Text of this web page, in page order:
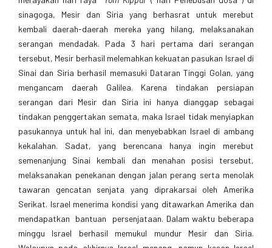
sinagoga, Mesir dan Siria yang berhasrat untuk merebut
kembali daerah-daerah mereka yang hilang, melaksanakan
serangan mendadak. Pada 3 hari pertama dari serangan
tersebut, Mesir berhasil melemahkan kekuatan pasukan Israel di
Sinai dan Siria berhasil memasuki Dataran Tinggi Golan, yang
mengancam daerah Galilea. Karena tindakan persiapan
serangan dari Mesir dan Siria ini hanya dianggap sebagai
tindakan penggertakan semata, maka Israel tidak menyiapkan
pasukannya untuk hal ini, dan menyebabkan Israel di ambang
kekalahan. Sadat, yang berencana hanya ingin merebut
semenanjung Sinai kembali dan menahan posisi tersebut,
melaksanakan penekanan dengan jalan perang serta menolak
tawaran gencatan senjata yang diprakarsai oleh Amerika
Serikat. Israel menerima kondisi yang ditawarkan Amerika dan
mendapatkan bantuan persenjataan. Dalam waktu beberapa
minggu Israel berhasil memukul mundur Mesir dan Siria.